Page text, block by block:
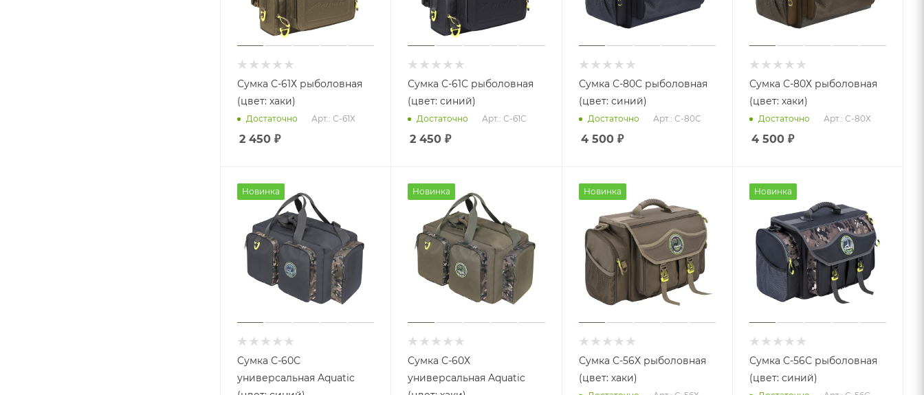
Сумка С-61Х рыболовная
(цвет: хаки)
Достаточно Арт.: С-61Х
2 450 ₽
Сумка С-61С рыболовная
(цвет: синий)
Достаточно Арт.: С-61С
2 450 ₽
Сумка С-80С рыболовная
(цвет: синий)
Достаточно Арт.: С-80С
4 500₽
Сумка С-80Х рыболовная
(цвет: хаки)
Достаточно Арт.: С-80Х
4 500₽
Новинка
Сумка С-60С
универсальная Aquatic
Новинка
Сумка С-60Х
универсальная Aquatic
Новинка
Сумка С-56Х рыболовная
(цвет: хаки)
Новинка
Сумка С-56С рыболовная
(цвет: синий)